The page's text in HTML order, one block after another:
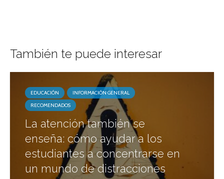
También te puede interesar
EDUCACIÓN
INFORMACIÓN GENERAL
RECOMENDADOS
La atención también se
enseña: cómo ayudar a los
estudiantes a concentrarse en
un mundo de distracciones